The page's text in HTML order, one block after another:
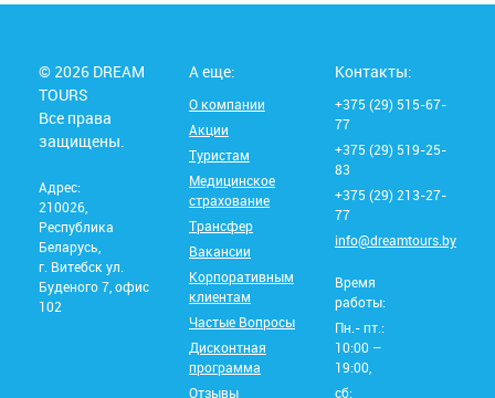
© 2026 DREAM
TOURS
Все права
защищены.
Адрес:
210026,
Республика
Беларусь,
г. Витебск ул.
Буденого 7, офис
102
А еще:
О компании
Акции
Туристам
Медицинское
страхование
Трансфер
Вакансии
Корпоративным
клиентам
Частые Вопросы
Дисконтная
программа
Отзывы
Контакты:
+375 (29) 515-67-
77
+375 (29) 519-25-
83
+375 (29) 213-27-
77
info@dreamtours.by
Время
работы:
Пн.- пт.:
10:00 –
19:00,
сб: